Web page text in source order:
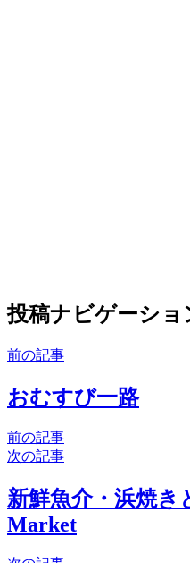
投稿ナビゲーショ
前の記事
おむすび一路
前の記事
次の記事
新鮮魚介・浜焼き
Market